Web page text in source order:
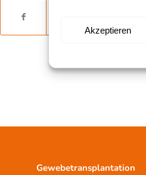
Akzeptieren
Gewebetransplantation